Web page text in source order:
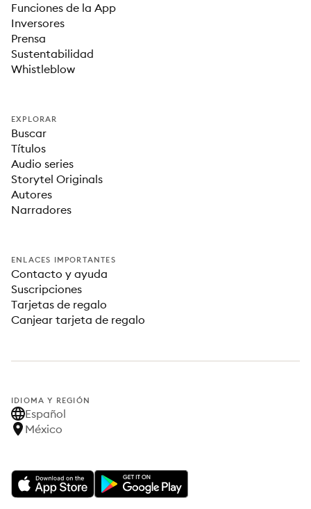
Funciones de la App
Inversores
Prensa
Sustentabilidad
Whistleblow
EXPLORAR
Buscar
Títulos
Audio series
Storytel Originals
Autores
Narradores
ENLACES IMPORTANTES
Contacto y ayuda
Suscripciones
Tarjetas de regalo
Canjear tarjeta de regalo
IDIOMA Y REGIÓN
Español
México